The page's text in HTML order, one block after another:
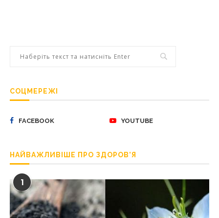
СОЦМЕРЕЖІ
FACEBOOK YOUTUBE
НАЙВАЖЛИВІШЕ ПРО ЗДОРОВ’Я
1